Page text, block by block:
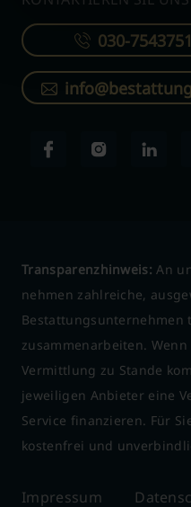
030-
Transparenzhinweis: An
nehmen zahlreiche,
Bestattungsunternehmen
zusammenarbeiten.
Vermittlung zu Stande
jeweiligen Anbieter eine
Service finanzieren. Für
kostenfrei und
Impressum